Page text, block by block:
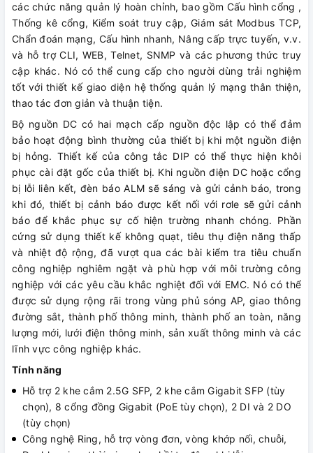
các chức năng quản lý hoàn chỉnh, bao gồm Cấu hình cổng ,
Thống kê cổng, Kiểm soát truy cập, Giám sát Modbus TCP,
Chẩn đoán mạng, Cấu hình nhanh, Nâng cấp trực tuyến, v.v.
và hỗ trợ CLI, WEB, Telnet, SNMP và các phương thức truy
cập khác. Nó có thể cung cấp cho người dùng trải nghiệm
tốt với thiết kế giao diện hệ thống quản lý mạng thân thiện,
thao tác đơn giản và thuận tiện.
Bộ nguồn DC có hai mạch cấp nguồn độc lập có thể đảm
bảo hoạt động bình thường của thiết bị khi một nguồn điện
bị hỏng. Thiết kế của công tắc DIP có thể thực hiện khôi
phục cài đặt gốc của thiết bị. Khi nguồn điện DC hoặc cổng
bị lỗi liên kết, đèn báo ALM sẽ sáng và gửi cảnh báo, trong
khi đó, thiết bị cảnh báo được kết nối với rơle sẽ gửi cảnh
báo để khắc phục sự cố hiện trường nhanh chóng. Phần
cứng sử dụng thiết kế không quạt, tiêu thụ điện năng thấp
và nhiệt độ rộng, đã vượt qua các bài kiểm tra tiêu chuẩn
công nghiệp nghiêm ngặt và phù hợp với môi trường công
nghiệp với các yêu cầu khắc nghiệt đối với EMC. Nó có thể
được sử dụng rộng rãi trong vùng phủ sóng AP, giao thông
đường sắt, thành phố thông minh, thành phố an toàn, năng
lượng mới, lưới điện thông minh, sản xuất thông minh và các
lĩnh vực công nghiệp khác.
Tính năng
Hỗ trợ 2 khe cắm 2.5G SFP, 2 khe cắm Gigabit SFP (tùy
chọn), 8 cổng đồng Gigabit (PoE tùy chọn), 2 DI và 2 DO
(tùy chọn)
Công nghệ Ring, hỗ trợ vòng đơn, vòng khớp nối, chuỗi,